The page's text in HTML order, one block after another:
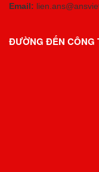
Email:
ĐƯỜNG ĐẾN CÔNG